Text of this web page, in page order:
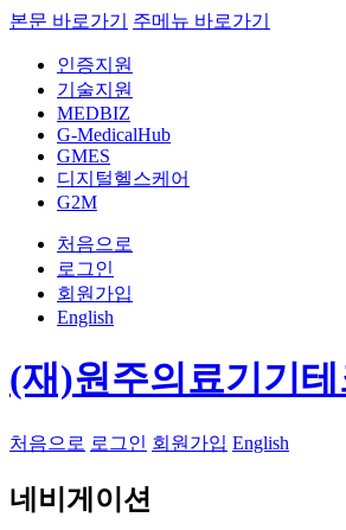
본문 바로가기 주메뉴 바로가기
인증지원
기술지원
MEDBIZ
G-MedicalHub
GMES
디지털헬스케어
G2M
처음으로
로그인
회원가입
English
(재)원주의료기기
처음으로 로그인 회원가입 English
네비게이션